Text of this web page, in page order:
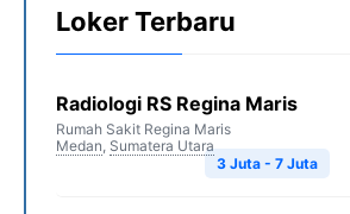
Loker Terbaru
Radiologi RS Regina Maris
Rumah Sakit Regina Maris
Medan, Sumatera Utara
3 Juta - 7 Juta